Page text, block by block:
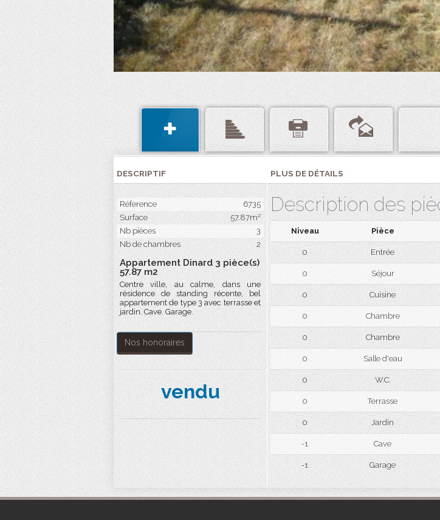
DESCRIPTIF
Réference
6735
Surface
57.87m²
Nb pièces
3
Nb de chambres
2
Appartement Dinard 3 pièce(s)
57.87 m2
Centre ville, au calme, dans une
résidence de standing récente, bel
appartement de type 3 avec terrasse et
jardin. Cave. Garage.
Nos honoraires
vendu
PLUS DE DÉTAILS
Description des
Niveau Pièce
0 Entrée
0 Séjour
0 Cuisine
0 Chambre
0 Chambre
0 Salle d'eau
0 W.C.
0 Terrasse
0 Jardin
-1 Cave
-1 Garage